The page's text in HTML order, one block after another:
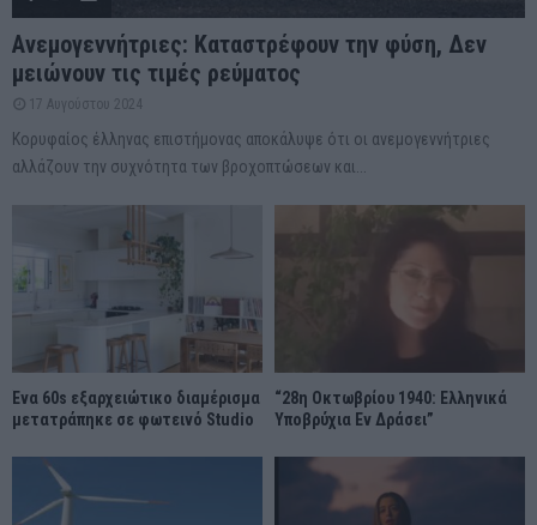
Ανεμογεννήτριες: Καταστρέφουν την φύση, Δεν
μειώνουν τις τιμές ρεύματος
17 Αυγούστου 2024
Κορυφαίος έλληνας επιστήμονας αποκάλυψε ότι οι ανεμογεννήτριες
αλλάζουν την συχνότητα των βροχοπτώσεων και...
Ένα 60s εξαρχειώτικο διαμέρισμα
μετατράπηκε σε φωτεινό Studio
“28η Οκτωβρίου 1940: Ελληνικά
Υποβρύχια Εν Δράσει”